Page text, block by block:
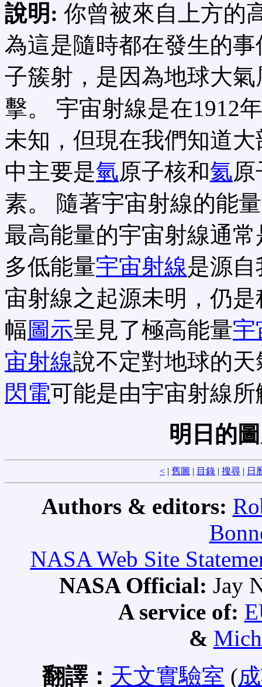
說明: 你曾被來自上方的
為這是隨時都在發生的
子簇射，是因為地球大
擊。 宇宙射線是在1912年
未知，但現在我們知道
中主要是氫原子核和氦
素。 隨著宇宙射線的能
最高能量的宇宙射線通
多低能量宇宙射線是源
宙射線之起源未明，仍
幅圖示呈見了極高能量宇
宙射線說不定對地球的
閃電可能是由宇宙射線
明日的
< | 舊圖 | 目錄 | 搜尋 | 日
Authors & editors:
NASA Web Site
NASA Official: Jay
A service of:
&
翻譯： 天文實驗室 (